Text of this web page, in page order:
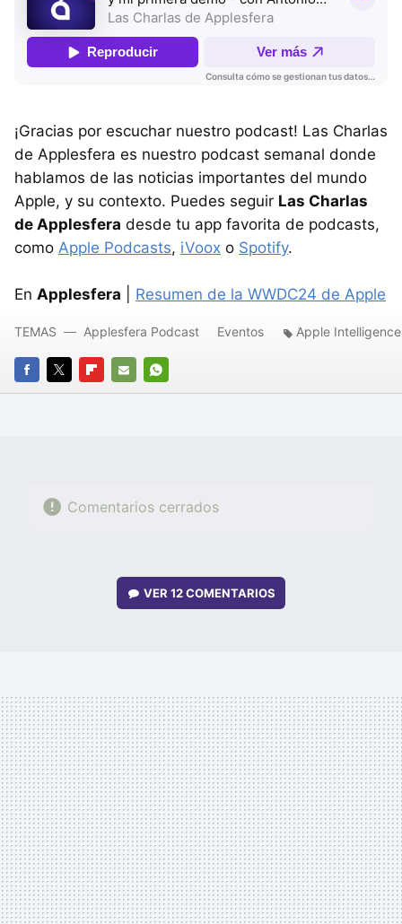
¡Gracias por escuchar nuestro podcast! Las Charlas
de Applesfera es nuestro podcast semanal donde
hablamos de las noticias importantes del mundo
Apple, y su contexto. Puedes seguir Las Charlas
de Applesfera desde tu app favorita de podcasts,
como Apple Podcasts, iVoox o Spotify.
En Applesfera Resumen de la WWDC24 de Apple
FACEBOOK
TWITTERFLIPBOARD
E-
WHATSAPP
TEMAS Applesfera Podcast Eventos Apple Intelligence
Comentarios cerrados
VER12 COMENTARIOS